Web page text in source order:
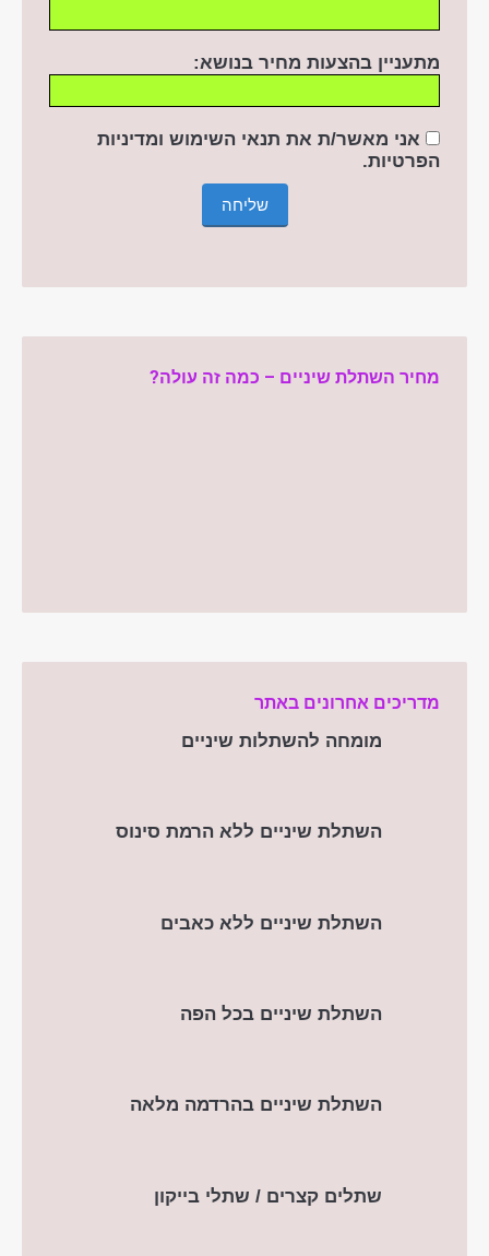
מתעניין בהצעות מחיר בנושא:
אני מאשר/ת את תנאי השימוש ומדיניות
הפרטיות.
מחיר השתלת שיניים – כמה זה עולה?
מדריכים אחרונים באתר
מומחה להשתלות שיניים
השתלת שיניים ללא הרמת סינוס
השתלת שיניים ללא כאבים
השתלת שיניים בכל הפה
השתלת שיניים בהרדמה מלאה
שתלים קצרים / שתלי בייקון